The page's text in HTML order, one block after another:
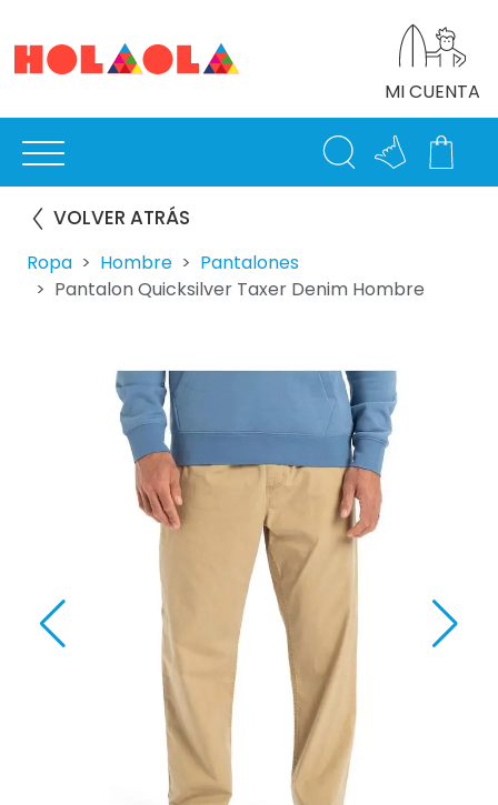
MI CUENTA
VOLVER ATRÁS
Ropa Hombre
Pantalones
Pantalon Quicksilver Taxer Denim Hombre